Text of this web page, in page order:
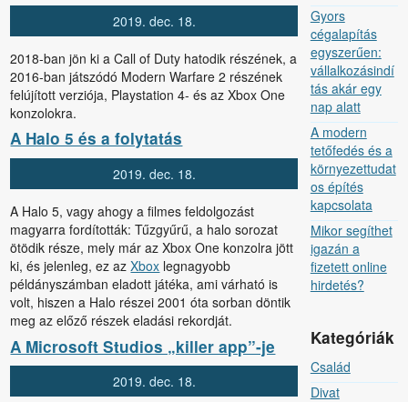
2019. dec. 18.
2018-ban jön ki a Call of Duty hatodik részének, a
2016-ban játszódó Modern Warfare 2 részének
felújított verziója, Playstation 4- és az Xbox One
konzolokra.
A Halo 5 és a folytatás
2019. dec. 18.
A Halo 5, vagy ahogy a filmes feldolgozást
magyarra fordították: Tűzgyűrű, a halo sorozat
ötödik része, mely már az Xbox One konzolra jött
ki, és jelenleg, ez azXbox legnagyobb
példányszámban eladott játéka, ami várható is
volt, hiszen a Halo részei 2001 óta sorban döntik
meg az előző részek eladási rekordját.
A Microsoft Studios „killer app”-je
2019. dec. 18.
Gyors
cégalapítás
egyszerűen:
vállalkozásindí
tás akár egy
nap alatt
A modern
tetőfedés és a
környezettudat
os építés
kapcsolata
Mikor segíthet
igazán a
fizetett online
hirdetés?
Kategóriák
Család
Divat